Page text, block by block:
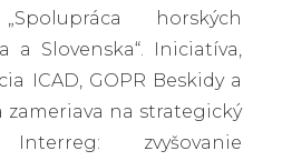
horských
a Slovenska“. Iniciatíva,
ICAD, GOPR Beskidy a
zameriava na strategický
zvyšovanie